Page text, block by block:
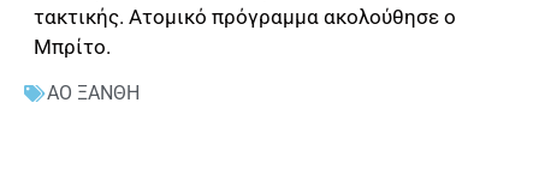
τακτικής. Ατομικό πρόγραμμα ακολούθησε ο
Μπρίτο.
ΑΟ ΞΑΝΘΗ